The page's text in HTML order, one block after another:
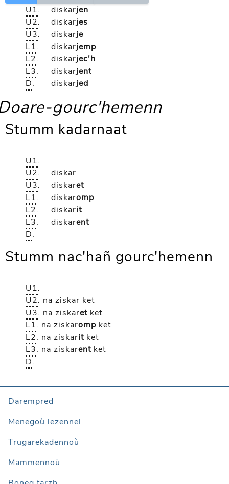
U1. diskarjen
U2. diskarjes
U3. diskarje
L1. diskarjemp
L2. diskarjec'h
L3. diskarjent
D. diskarjed
gourc'hemenn
Stumm kadarnaat
U1.
U2.
diskar
U3. diskaret
L1. diskaromp
L2. diskarit
L3. diskarent
D.
Stumm nac'hañ gourc'hemenn
U1.
U2. na ziskar ket
U3. na ziskaret ket
L1. na ziskaromp ket
L2. na ziskarit ket
L3. na ziskarent ket
D.
Darempred
Menegoù lezennel
Trugarekadennoù
Mammennoù